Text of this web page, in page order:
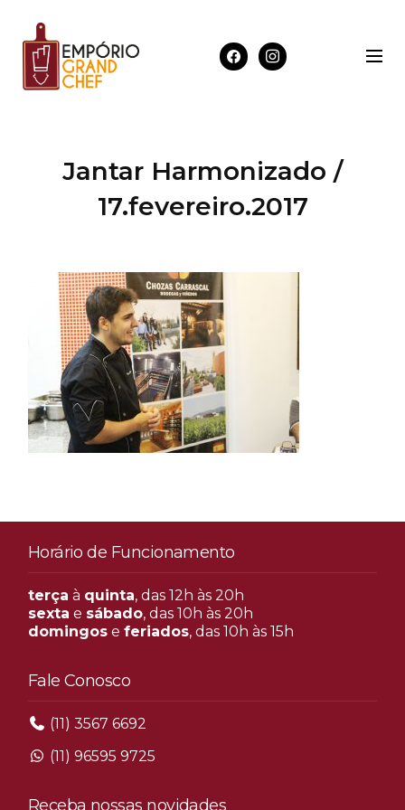
Jantar Harmonizado /
17.fevereiro.2017
Horário de Funcionamento
terça à quinta, das 12h às 20h
sexta e sábado, das 10h às 20h
domingose feriados, das 10h às 15h
Fale Conosco
(11) 3567 6692
(11) 96595 9725
Receba nossas novidades